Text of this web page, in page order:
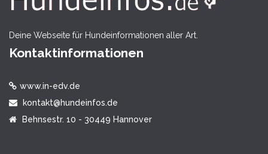
Deine Webseite für Hundeinformationen aller Art.
Kontaktinformationen
www.in-edv.de
kontakt@hundeinfos.de
Behnsestr. 10 - 30449 Hannover